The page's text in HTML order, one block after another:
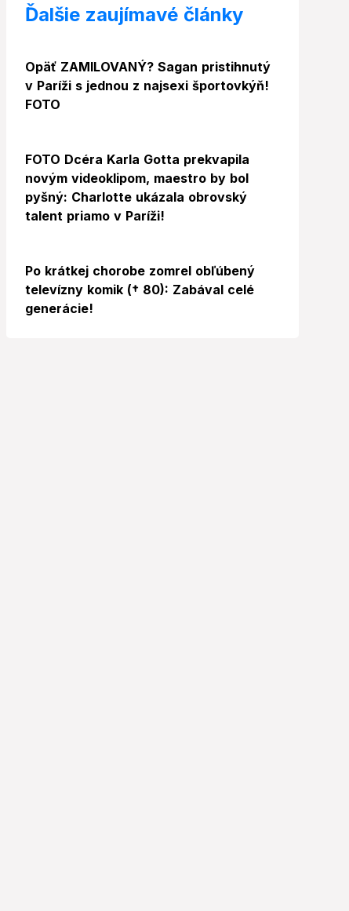
Ďalšie zaujímavé články
Foto
Opäť ZAMILOVANÝ? Sagan pristihnutý
v Paríži s jednou z najsexi športovkýň!
FOTO
FOTO Dcéra Karla Gotta prekvapila
novým videoklipom, maestro by bol
pyšný: Charlotte ukázala obrovský
talent priamo v Paríži!
Po krátkej chorobe zomrel obľúbený
televízny komik († 80): Zabával celé
generácie!